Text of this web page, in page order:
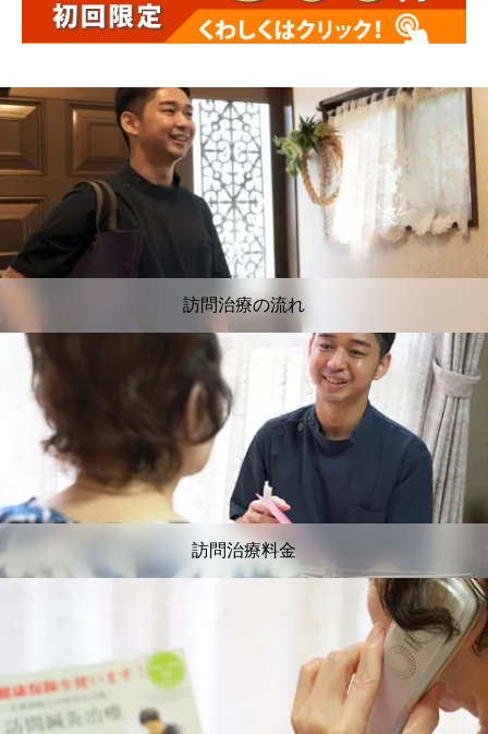
訪問治療の流れ
訪問治療料金